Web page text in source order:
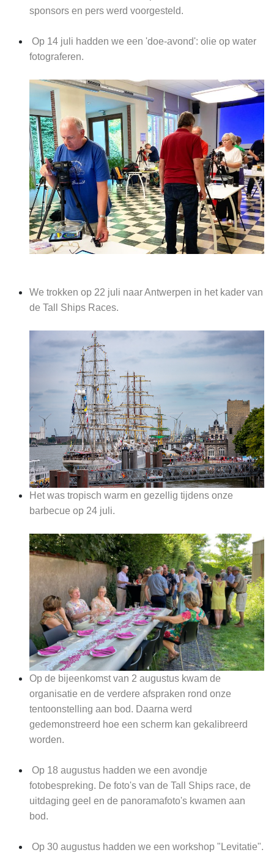
sponsors en pers werd voorgesteld.
Op 14 juli hadden we een 'doe-avond': olie op water
fotograferen.
We trokken op 22 juli naar Antwerpen in het kader van
de Tall Ships Races.
Het was tropisch warm en gezellig tijdens onze
barbecue op 24 juli.
Op de bijeenkomst van 2 augustus kwam de
organisatie en de verdere afspraken rond onze
tentoonstelling aan bod. Daarna werd
gedemonstreerd hoe een scherm kan gekalibreerd
worden.
Op 18 augustus hadden we een avondje
fotobespreking. De foto's van de Tall Ships race, de
uitdaging geel en de panoramafoto's kwamen aan
bod.
Op 30 augustus hadden we een workshop "Levitatie".